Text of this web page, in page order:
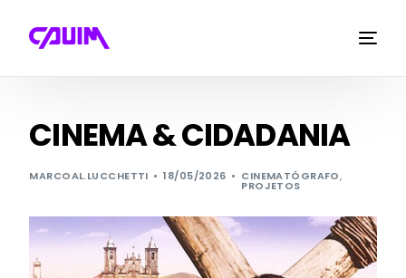
CINEMA & CIDADANIA
MARCOAL.LUCCHETTI 18/05/2026 CINEMATÓGRAFO,
PROJETOS